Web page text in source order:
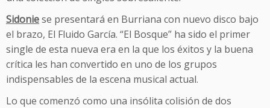
Sidoniese presentará en Burriana con nuevo disco bajo
el brazo, El Fluido García. “El Bosque” ha sido el primer
single de esta nueva era en la que los éxitos y la buena
crítica les han convertido en uno de los grupos
indispensables de la escena musical actual.
Lo que comenzó como una insólita colisión de dos